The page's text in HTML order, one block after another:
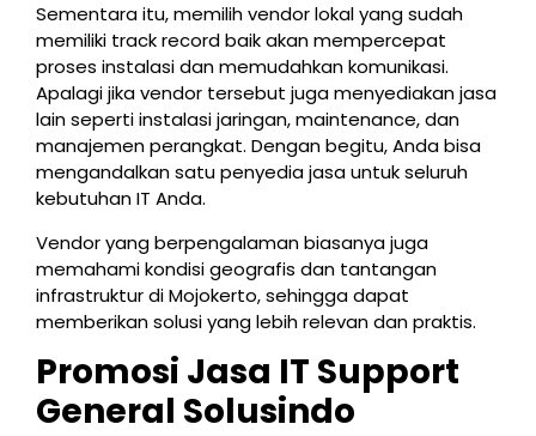
Sementara itu, memilih vendor lokal yang sudah
memiliki track record baik akan mempercepat
proses instalasi dan memudahkan komunikasi.
Apalagi jika vendor tersebut juga menyediakan jasa
lain seperti instalasi jaringan, maintenance, dan
manajemen perangkat. Dengan begitu, Anda bisa
mengandalkan satu penyedia jasa untuk seluruh
kebutuhan IT Anda.
Vendor yang berpengalaman biasanya juga
memahami kondisi geografis dan tantangan
infrastruktur di Mojokerto, sehingga dapat
memberikan solusi yang lebih relevan dan praktis.
Promosi Jasa IT Support
General Solusindo